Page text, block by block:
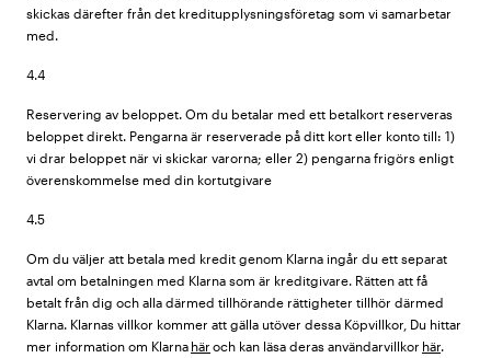
skickas därefter från det kreditupplysningsföretag som vi samarbetar
med.
4.4
Reservering av beloppet. Om du betalar med ett betalkort reserveras
beloppet direkt. Pengarna är reserverade på ditt kort eller konto till: 1)
vi drar beloppet när vi skickar varorna; eller 2) pengarna frigörs enligt
överenskommelse med din kortutgivare
4.5
Om du väljer att betala med kredit genom Klarna ingår du ett separat
avtal om betalningen med Klarna som är kreditgivare. Rätten att få
betalt från dig och alla därmed tillhörande rättigheter tillhör därmed
Klarna. Klarnas villkor kommer att gälla utöver dessa Köpvillkor, Du hittar
mer information om Klarna här och kan läsa deras användarvillkor här.